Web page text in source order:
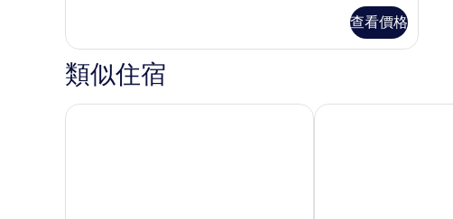
相
片
詳
情
查看價格
類似住宿
漢堡中央車站諾富特酒店 漢堡巴塞羅酒店